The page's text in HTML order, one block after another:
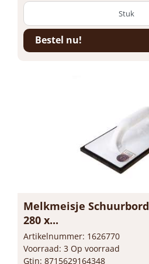
Bestel nu!
Melkmeisje
280 x...
Artikelnummer: 1626770
Voorraad: 3 Op voorraad
Gtin: 8715629164348